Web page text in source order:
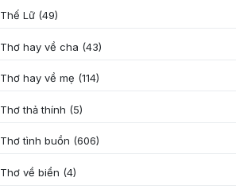
Thế Lữ (49)
Thơ hay về cha (43)
Thơ hay về mẹ (114)
Thơ thả thính (5)
Thơ tình buồn (606)
Thơ về biển (4)